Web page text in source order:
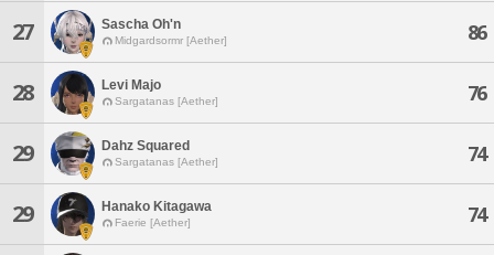
27 Sascha Oh'n
Midgardsormr [Aether] 86
28 Levi Majo
Sargatanas [Aether] 76
29 Dahz Squared
Sargatanas [Aether] 74
29 Hanako Kitagawa
Faerie [Aether] 74